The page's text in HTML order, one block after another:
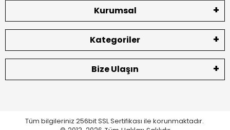
Kurumsal
Kategoriler
Bize Ulaşın
Tüm bilgileriniz 256bit SSL Sertifikası ile korunmaktadır.